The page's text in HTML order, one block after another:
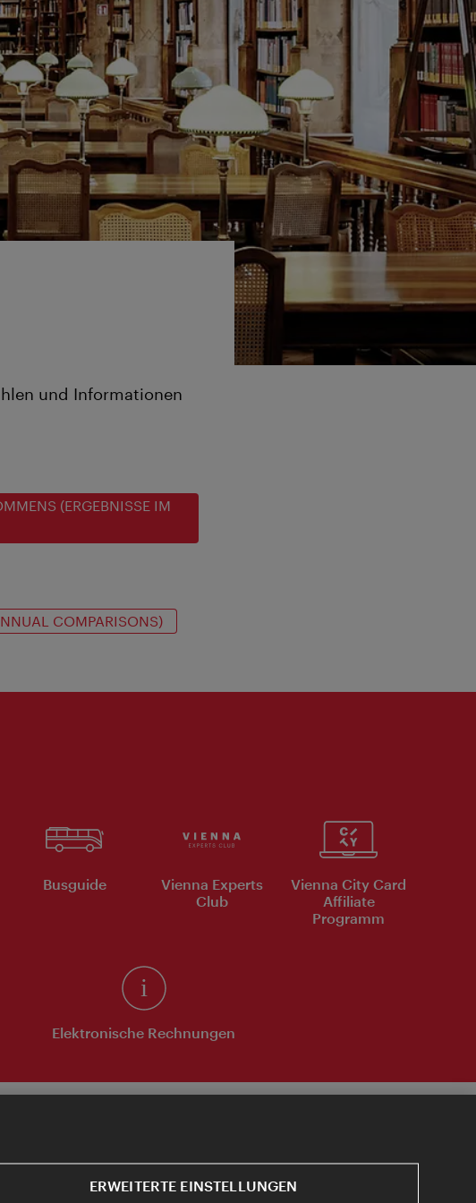
und Informationen
(ERGEBNISSE IM
COMPARISONS)
Busguide
Vienna Experts
Club
Vienna City Card
Affiliate
Programm
Elektronische Rechnungen
ERWEITERTE EINSTELLUNGEN